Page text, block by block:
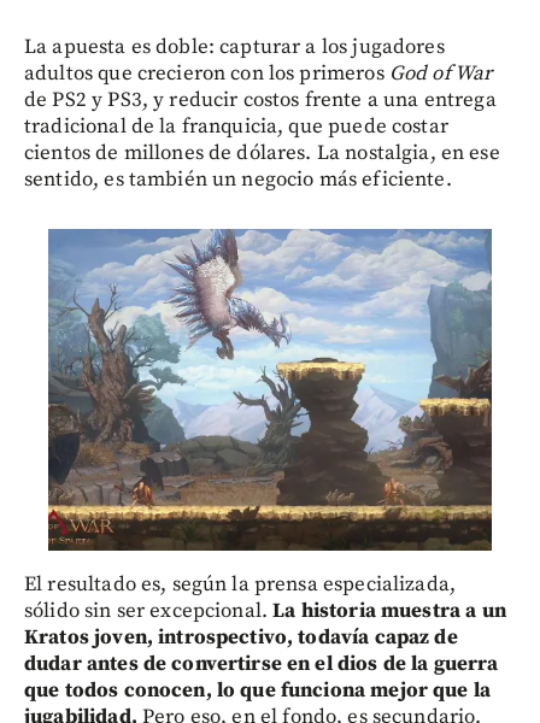
La apuesta es doble: capturar a los jugadores
adultos que crecieron con los primeros God of War
de PS2 y PS3, y reducir costos frente a una entrega
tradicional de la franquicia, que puede costar
cientos de millones de dólares. La nostalgia, en ese
sentido, es también un negocio más eficiente.
El resultado es, según la prensa especializada,
sólido sin ser excepcional.La historia muestra a un
Kratos joven, introspectivo, todavía capaz de
dudar antes de convertirse en el dios de la guerra
que todos conocen, lo que funciona mejor que la
jugabilidad. Pero eso, en el fondo, es secundario.